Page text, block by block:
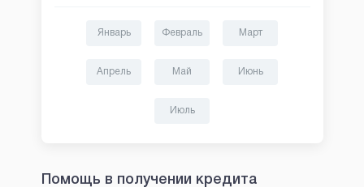
Январь Февраль Март
Апрель Май Июнь
Июль
Помощь в получении кредита